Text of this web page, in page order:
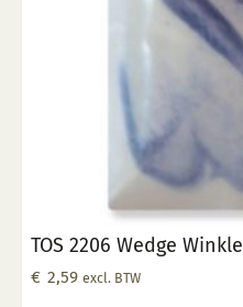
TOS 2206 Wedge Winkle
€ 2,59 excl. BTW